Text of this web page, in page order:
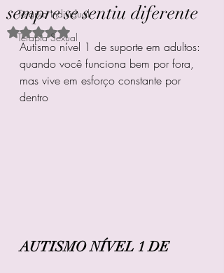
Terapia Individual
Terapia Sexual
sempre se sentiu diferente
Avaliado com NaN de 5 estrelas.
Autismo nível 1 de suporte em adultos:
quando você funciona bem por fora,
mas vive em esforço constante por
dentro
AUTISMO NÍVEL 1 DE